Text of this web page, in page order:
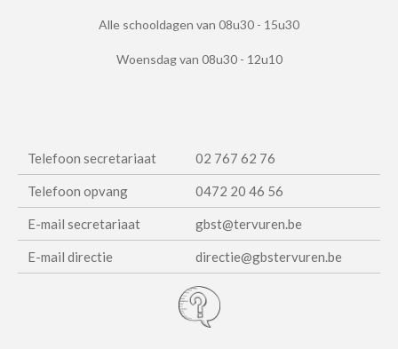
Alle schooldagen van 08u30 - 15u30
Woensdag van 08u30 - 12u10
Telefoon secretariaat 02 767 62 76
Telefoon opvang 0472 20 46 56
E-mail secretariaat gbst@tervuren.be
E-mail directie directie@gbstervuren.be